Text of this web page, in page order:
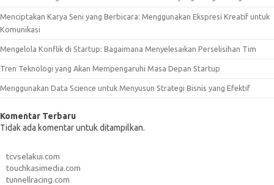
Menciptakan Karya Seni yang Berbicara: Menggunakan Ekspresi Kreatif untuk
Komunikasi
Mengelola Konflik di Startup: Bagaimana Menyelesaikan Perselisihan Tim
Tren Teknologi yang Akan Mempengaruhi Masa Depan Startup
Menggunakan Data Science untuk Menyusun Strategi Bisnis yang Efektif
Komentar Terbaru
Tidak ada komentar untuk ditampilkan.
tcvselakui.com
touchkasimedia.com
tunnellracing.com